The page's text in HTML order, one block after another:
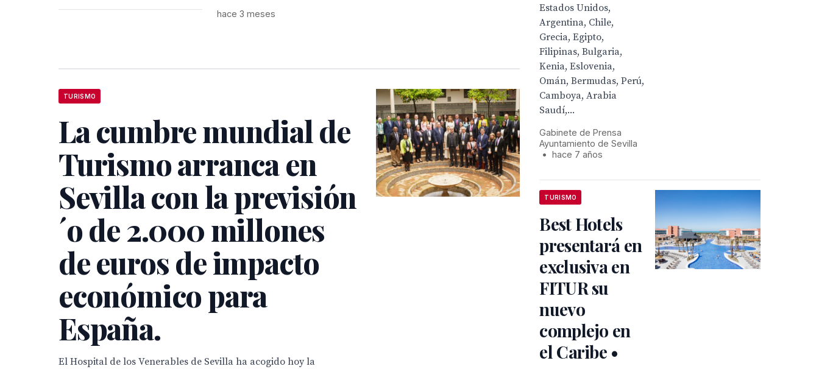
hace 3 meses
TURISMO
La cumbre mundial de
Turismo arranca en
Sevilla con la previsión
´o de 2.000 millones
de euros de impacto
económico para
España.
El Hospital de los Venerables de Sevilla ha acogido hoy la
Estados Unidos,
Argentina, Chile,
Grecia, Egipto,
Filipinas, Bulgaria,
Kenia, Eslovenia,
Omán, Bermudas, Perú,
Camboya, Arabia
Saudí,...
Gabinete de Prensa
Ayuntamiento de Sevilla
•
hace 7 años
TURISMO
Best Hotels
presentará en
exclusiva en
FITUR su
nuevo
complejo en
el Caribe •